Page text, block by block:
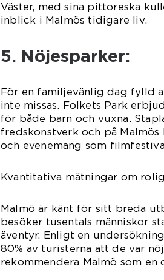
Väster, med sina pittoreska
inblick i Malmös tidigare liv.
5. Nöjesparker:
För en familjevänlig dag fylld
inte missas. Folkets Park
för både barn och vuxna.
fredskonstverk och på
och evenemang som
Kvantitativa mätningar om
Malmö är känt för sitt breda
besöker tusentals människor
äventyr. Enligt en
80% av turisterna att de var
rekommendera Malmö som